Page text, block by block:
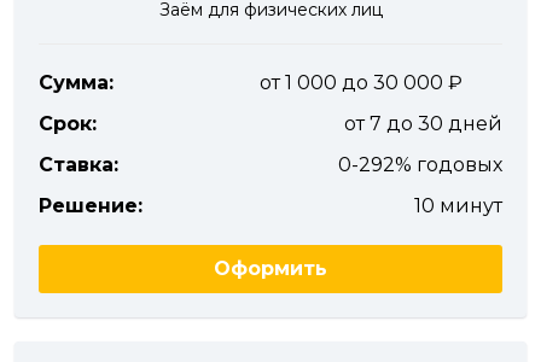
Заём для физических лиц
Сумма:
от 1 000 до 30 000
Срок:
от 7 до 30 дней
Ставка:
0-292% годовых
Решение:
10 минут
Оформить